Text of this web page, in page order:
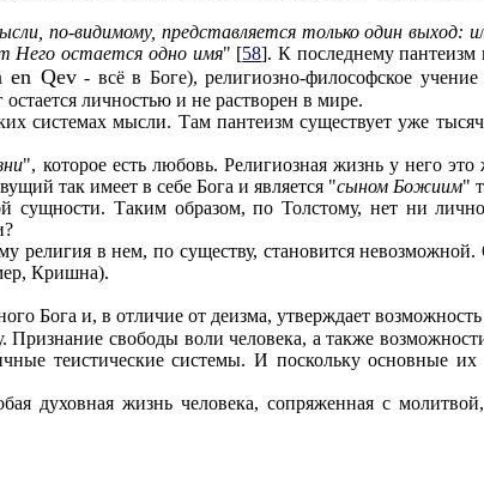
по-видимому, представляется только один выход:
Него остается одно имя" [58]. К последнему пантеизм
en Qev- всё в Боге), религиозно-философское
личностью и не растворен в мире.
мысли. Там пантеизм существует уже
", которое есть любовь. Религиозная жизнь у него это
так имеет в себе Бога и является "сыном Божиим"
Таким образом, по Толстому, нет ни
в нем, по существу, становится невозможной.
Кришна).
Бога и, в отличие от деизма, утверждает
свободы воли человека, а также
теистические системы. И поскольку основные их
духовная жизнь человека, сопряженная с